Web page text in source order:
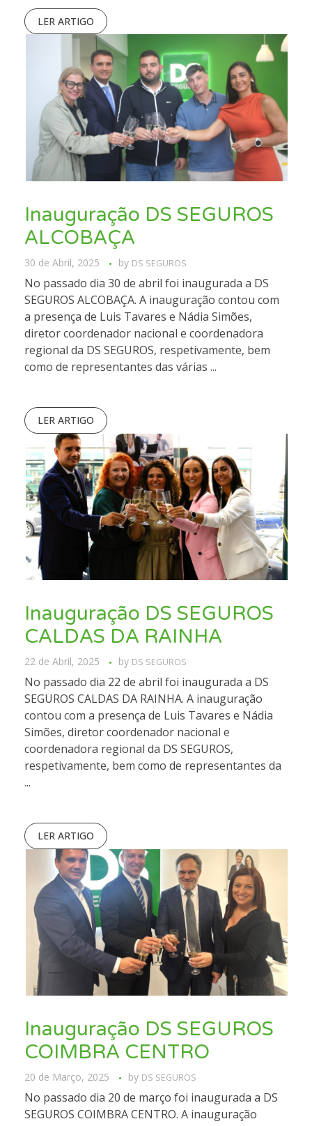
LER ARTIGO
Inauguração DS SEGUROS
ALCOBAÇA
30 de Abril, 2025 by DS SEGUROS
No passado dia 30 de abril foi inaugurada a DS
SEGUROS ALCOBAÇA. A inauguração contou com
a presença de Luis Tavares e Nádia Simões,
diretor coordenador nacional e coordenadora
regional da DS SEGUROS, respetivamente, bem
como de representantes das várias ...
LER ARTIGO
Inauguração DS SEGUROS
CALDAS DA RAINHA
22 de Abril, 2025 by DS SEGUROS
No passado dia 22 de abril foi inaugurada a DS
SEGUROS CALDAS DA RAINHA. A inauguração
contou com a presença de Luis Tavares e Nádia
Simões, diretor coordenador nacional e
coordenadora regional da DS SEGUROS,
respetivamente, bem como de representantes da
...
LER ARTIGO
Inauguração DS SEGUROS
COIMBRA CENTRO
20 de Março, 2025 by DS SEGUROS
No passado dia 20 de março foi inaugurada a DS
SEGUROS COIMBRA CENTRO. A inauguração